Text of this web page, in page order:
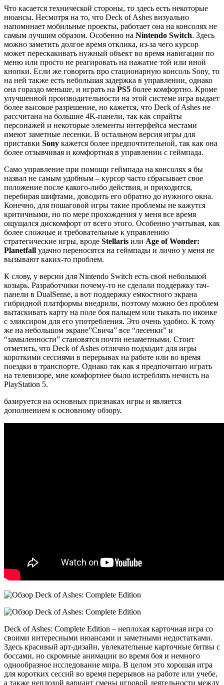
Что касается технической стороны, то здесь есть некоторые
нюансы. Несмотря на то, что Deck of Ashes визуально
напоминает мобильные проекты, работает она на консолях не
самым лучшим образом. Особенно на Nintendo Switch. Здесь
можно заметить долгое время отклика, из-за чего курсор
может перескакивать нужный объект во время навигации по
меню или просто не реагировать на нажатие той или иной
кнопки. Если же говорить про стационарную консоль Sony, то
на ней также есть небольшая задержка в управлении, однако
она гораздо меньше, и играть на PS5 более комфортно. Кроме
улучшенной производительности на этой системе игра выдает
более высокое разрешение, но кажется, что Deck of Ashes не
рассчитана на большие 4K-панели, так как спрайты
персонажей и некоторые элементы интерфейса местами
имеют заметные лесенки. В остальном версия игры для
приставки Sony кажется более предпочтительной, так как она
более отзывчивая и комфортная в управлении с геймпада.
Само управление при помощи геймпада на консолях я бы
назвал не самым удобным – курсор часто сбрасывает свое
положение после какого-либо действия, и приходится,
перебирая шифтами, доводить его обратно до нужного окна.
Конечно, для пошаговой игры такие проблемы не кажутся
критичными, но по мере прохождения у меня все время
ощущался дискомфорт от всего этого. Особенно учитывая, как
более сложные и требовательные к управлению
стратегические игры, вроде Stellaris или Age of Wonder:
Planetfall удачно переносятся на геймпады и лично у меня не
вызывают каких-то проблем.
К слову, у версии для Nintendo Switch есть свой небольшой
козырь. Разработчики почему-то не сделали поддержку тач-
панели в DualSense, а вот поддержку емкостного экрана
гибридной платформы внедрили, поэтому можно без проблем
вытаскивать карту на поле боя пальцем или тыкать по иконке
с эликсиром для его употребления. Это очень удобно. К тому
же на небольшом экране”Свича” все “лесенки” и
“замыленности” становятся почти незаметными. Стоит
отметить, что Deck of Ashes отлично подходит для игры
короткими сессиями в перерывах на работе или во время
поездки в транспорте. Однако так как я предпочитаю играть
на телевизоре, мне комфортнее было истреблять нечисть на
PlayStation 5.
базируется на основных признаках игры и является
дополнением к основному обзору.
Deck of Ashes: Complete Edition – неплохая карточная игра со
своими интересными нюансами и заметными недостатками.
Здесь красивый арт-дизайн, увлекательные карточные битвы с
боссами, но скромные анимации во время боя и немного
однообразное исследование мира. В целом это хорошая игра
для коротких сессий во время перерывов на работе или учебе,
а также неплохой вариант смены игровой деятельности между